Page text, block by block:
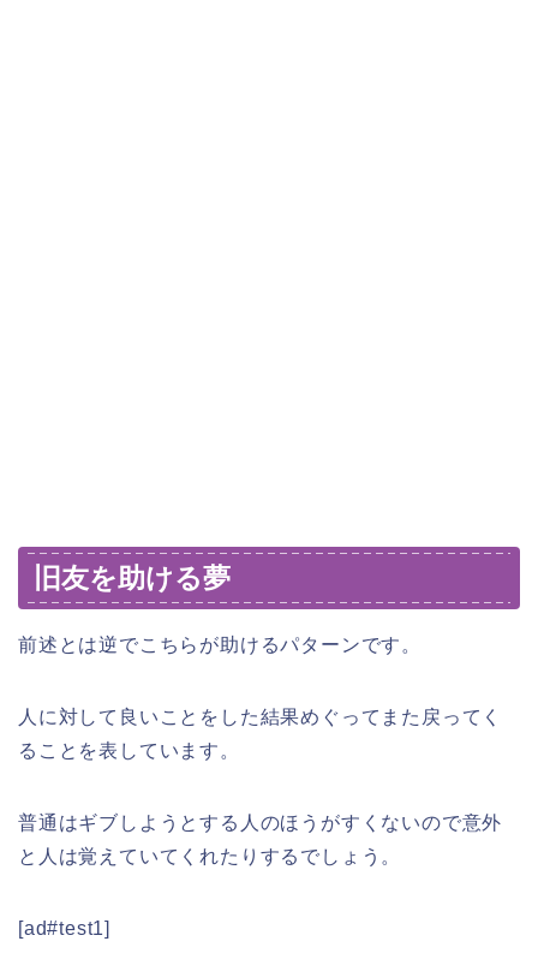
旧友を助ける夢
前述とは逆でこちらが助けるパターンです。
人に対して良いことをした結果めぐってまた戻ってく
ることを表しています。
普通はギブしようとする人のほうがすくないので意外
と人は覚えていてくれたりするでしょう。
[ad#test1]